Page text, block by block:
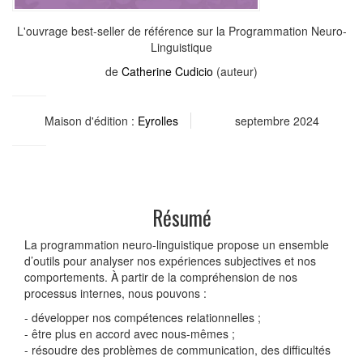
L'ouvrage best-seller de référence sur la Programmation Neuro-
Linguistique
de Catherine Cudicio (auteur)
Maison d'édition : Eyrolles septembre 2024
Résumé
La programmation neuro-linguistique propose un ensemble
d’outils pour analyser nos expériences subjectives et nos
comportements. À partir de la compréhension de nos
processus internes, nous pouvons :
- développer nos compétences relationnelles ;
- être plus en accord avec nous-mêmes ;
- résoudre des problèmes de communication, des difficultés